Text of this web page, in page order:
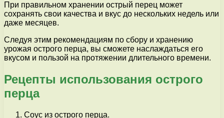
При правильном хранении острый перец может
сохранять свои качества и вкус до нескольких недель или
даже месяцев.
Следуя этим рекомендациям по сбору и хранению
урожая острого перца, вы сможете наслаждаться его
вкусом и пользой на протяжении длительного времени.
Рецепты использования острого
перца
Соус из острого перца.